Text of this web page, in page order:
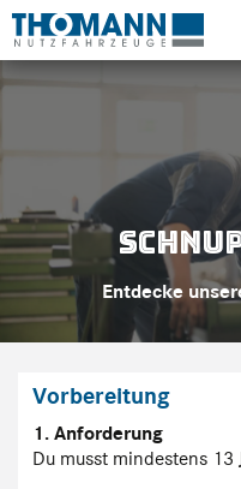
Entdecke
Vorbereitung
1. Anforderung
Du musst mindestens 13